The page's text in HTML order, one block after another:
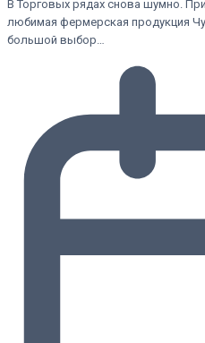
В Торговых рядах снова шумно.
любимая фермерская продукция
большой выбор…